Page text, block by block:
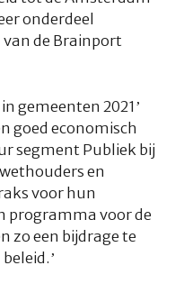
onderdeel
de Brainport
gemeenten 2021’
goed economisch
segment Publiek bij
en
voor hun
programma voor de
zo een bijdrage te